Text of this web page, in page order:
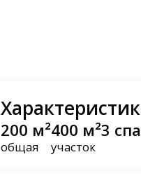
200 м²
общая
400 м²
участок
3